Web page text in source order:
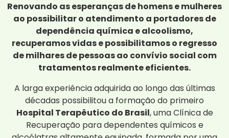
Renovando as esperanças de homens e mulheres
ao possibilitar o atendimento a portadores de
dependência química e alcoolismo,
recuperamos vidas e possibilitamos o regresso
de milhares de pessoas ao convívio social com
tratamentos realmente eficientes.
A larga experiência adquirida ao longo das últimas
décadas possibilitou a formação do primeiro
Hospital Terapêutico do Brasil, uma Clínica de
Recuperação para dependentes químicos e